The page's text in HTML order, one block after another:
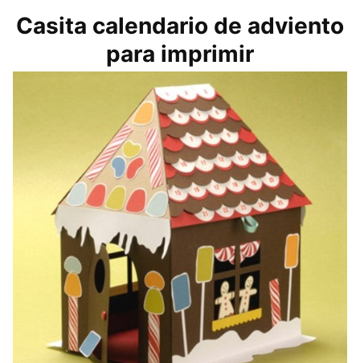
Casita calendario de adviento
para imprimir